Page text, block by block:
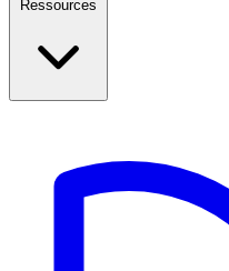
Ressources